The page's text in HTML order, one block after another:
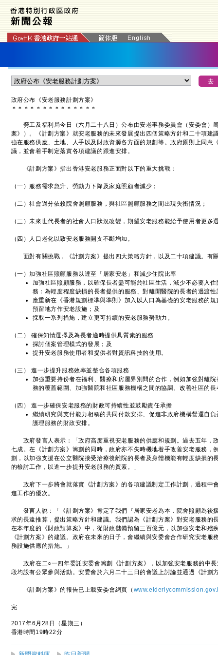
政府公布《安老服務計劃方案》
＊ ＊ ＊ ＊ ＊ ＊ ＊ ＊ ＊ ＊ ＊ ＊ ＊ ＊
勞工及福利局今日（六月二十八日）公布由安老事務委員會（安委會）
案》）。《計劃方案》就安老服務的未來發展提出四個策略方針和二十項建
強在服務供應、土地、人手以及財政資源各方面的規劃等。政府原則上同意
議，並會着手制定落實各項建議的跟進安排。
《計劃方案》指出香港安老服務正面對以下的重大挑戰：
（一）服務需求急升、勞動力下降及家庭照顧者減少；
（二）社會過分依賴院舍照顧服務，與社區照顧服務之間出現失衡情況；
（三）未來世代長者的社會人口狀況改變，期望安老服務能給予使用者更多
（四）人口老化以致安老服務開支不斷增加。
面對有關挑戰，《計劃方案》提出四大策略方針，以及二十項建議。有
（一）加強社區照顧服務以達至「居家安老」和減少住院比率
加強社區照顧服務，以確保長者盡可能於社區生活，減少不必要入
務：為輕度程度缺損的長者提供的服務、對離開醫院的長者的過渡
應重新在《香港規劃標準與準則》加入以人口為基礎的安老服務的
預留地方作安老設施；及
採取一系列措施，建立更可持續的安老服務勞動力。
（二） 確保知情選擇及為長者適時提供具質素的服務
探討個案管理模式的發展；及
提升安老服務使用者和提供者對資訊科技的使用。
（三） 進一步提升服務效率並整合各項服務
加強重要持份者在福利、醫療和房屋界別間的合作，例如加強對離
務的覆蓋範圍、加強醫院和社區服務機構之間的協調、改善社區的
（四） 進一步確保安老服務的財政可持續性並鼓勵責任承擔
繼續研究與支付能力相稱的共同付款安排、促進非政府機構營運自
護理服務的財政安排。
政府發言人表示：「政府高度重視安老服務的供應和規劃。過去五年，
七成。在《計劃方案》籌劃的同時，政府亦不失時機地着手改善安老服務，
劃，以加強支援在公立醫院接受治療後離院的長者及身體機能有輕度缺損的
的檢討工作，以進一步提升安老服務的質素。」
政府下一步將會就落實《計劃方案》的各項建議制定工作計劃，過程中
進工作的優次。
發言人說：「《計劃方案》肯定了我們『居家安老為本，院舍照顧為後
求的長遠推算，提出策略方針和建議。我們認為《計劃方案》對安老服務的
在本年度的《財政預算案》中，從財政儲備預留三百億元，以加強安老和殘
《計劃方案》的建議。政府在未來的日子，會繼續與安委會合作研究安老
務設施供應的措施。」
政府在二○一四年委託安委會籌劃《計劃方案》，以加強安老服務的中長
段均設有公眾參與活動。安委會於六月二十三日的會議上討論並通過《計劃
《計劃方案》的報告已上載安委會網頁（
完
2017年6月28日（星期三）
香港時間19時22分